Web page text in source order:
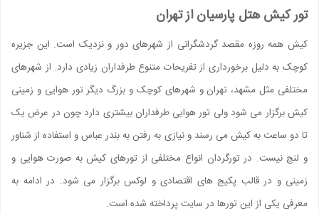
تور کیش هتل پارسیان از تهران
کیش همه روزه مقصد گردشگرانی از شهرهای دور و نزدیک است. این جزیره
کوچک به دلیل برخورداری از تفریحات متنوع طرفداران زیادی دارد. از شهرهای
مختلفی مثل مشهد، تهران و شهرهای کوچک و بزرگ دیگر تور هوایی و زمینی
کیش برگزار می شود ولی تور هوایی طرفداران بیشتری دارد چون در عرض یک
تا دو ساعت به کیش می رسند و نیازی به رفتن به بندر عباس و استفاده از شناور
و لنچ نیست. در تورگردان انواع مختلفی از تورهای کیش به صورت هوایی و
زمینی و در قالب پکیج های اقتصادی و لوکس برگزار می شود. در ادامه به
معرفی یکی از این تورها در سایت پرداخته شده است.